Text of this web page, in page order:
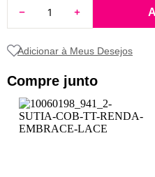
body
Compre junto